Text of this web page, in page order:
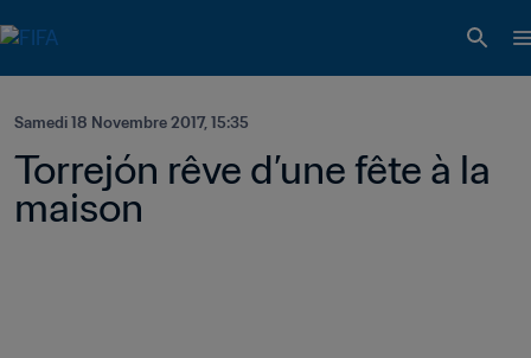
Samedi 18 Novembre 2017, 15:35
Torrejón rêve d’une fête à la
maison